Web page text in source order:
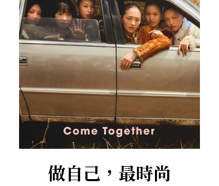
做自己，最時尚